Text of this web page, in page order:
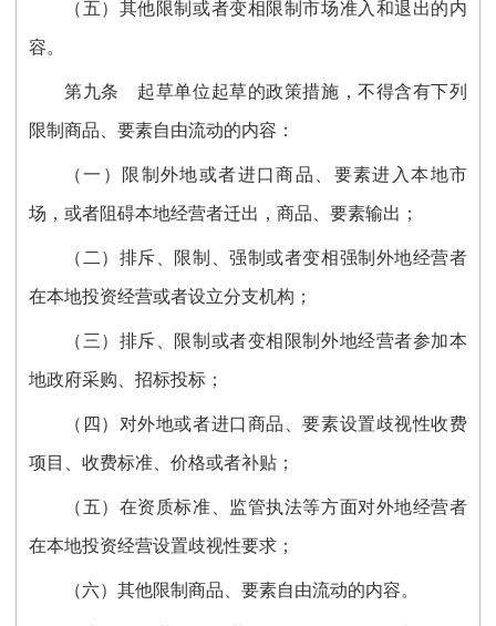
（五）其他限制或者变相限制市场准入和退出的内
容。
第九条 起草单位起草的政策措施，不得含有下列
限制商品、要素自由流动的内容：
（一）限制外地或者进口商品、要素进入本地市
场，或者阻碍本地经营者迁出，商品、要素输出；
（二）排斥、限制、强制或者变相强制外地经营者
在本地投资经营或者设立分支机构；
（三）排斥、限制或者变相限制外地经营者参加本
地政府采购、招标投标；
（四）对外地或者进口商品、要素设置歧视性收费
项目、收费标准、价格或者补贴；
（五）在资质标准、监管执法等方面对外地经营者
在本地投资经营设置歧视性要求；
（六）其他限制商品、要素自由流动的内容。